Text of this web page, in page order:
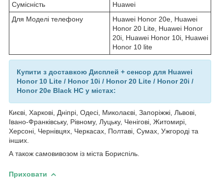
Сумісність
Huawei
Для Моделі телефону
Huawei Honor 20e, Huawei
Honor 20 Lite, Huawei Honor
20i, Huawei Honor 10i, Huawei
Honor 10 lite
Купити з доставкою Дисплей + сенсор для Huawei
Honor 10 Lite / Honor 10i / Honor 20 Lite / Honor 20i /
Honor 20e Black HC у містах:
Києві, Харкові, Дніпрі, Одесі, Миколаєві, Запоріжжі, Львові,
Івано-Франківську, Рівному, Луцьку, Ченігові, Житомирі,
Херсоні, Чернівцях, Черкасах, Полтаві, Сумах, Ужгороді та
інших.
А також самовивозом із міста Бориспіль.
Приховати